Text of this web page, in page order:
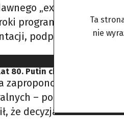
„exposé”
program
podpisywania
80. Putin chce zmienić
zaproponowane przez
– poinformował
że decyzja ma sens ze
Ta
nie